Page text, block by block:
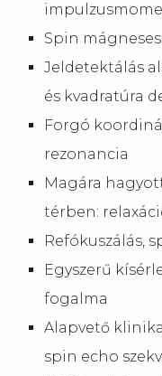
Spin
Jeldetektálás
és kvadratúra
Forgó
rezonancia
Magára
térben:
Refókuszálás,
Egyszerű
fogalma
Alapvető
spin echo